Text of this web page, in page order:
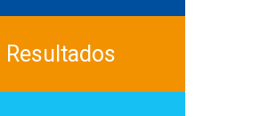
Resultados